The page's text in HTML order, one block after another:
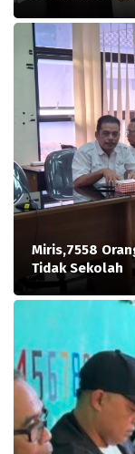
Miris,7558
Tidak Sekolah